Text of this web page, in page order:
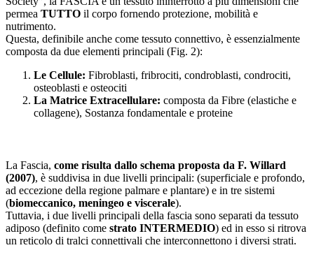
permea TUTTO il corpo fornendo protezione, mobilità e
nutrimento.
Questa, definibile anche come tessuto connettivo, è essenzialmente
composta da due elementi principali (Fig. 2):
Le Cellule: Fibroblasti, fribrociti, condroblasti, condrociti,
osteoblasti e osteociti
La Matrice Extracellulare: composta da Fibre (elastiche e
collagene), Sostanza fondamentale e proteine
La Fascia, come risulta dallo schema proposta da F. Willard
(2007), è suddivisa in due livelli principali: (superficiale e profondo,
ad eccezione della regione palmare e plantare) e in tre sistemi
(biomeccanico, meningeo e viscerale).
Tuttavia, i due livelli principali della fascia sono separati da tessuto
adiposo (definito come strato INTERMEDIO) ed in esso si ritrova
un reticolo di tralci connettivali che interconnettono i diversi strati.